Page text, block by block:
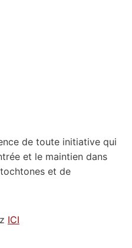
de toute initiative qui
et le maintien dans
et de
ICI